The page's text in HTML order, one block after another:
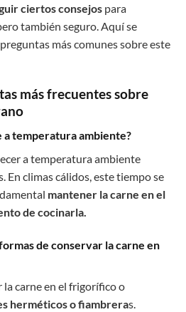
ciertos consejos para
también seguro. Aquí se
más comunes sobre este
más frecuentes sobre
a temperatura ambiente?
a temperatura ambiente
En climas cálidos, este tiempo se
mantener la carne en el
de cocinarla.
de conservar la carne en
la carne en el frigorífico o
herméticos o fiambreras.